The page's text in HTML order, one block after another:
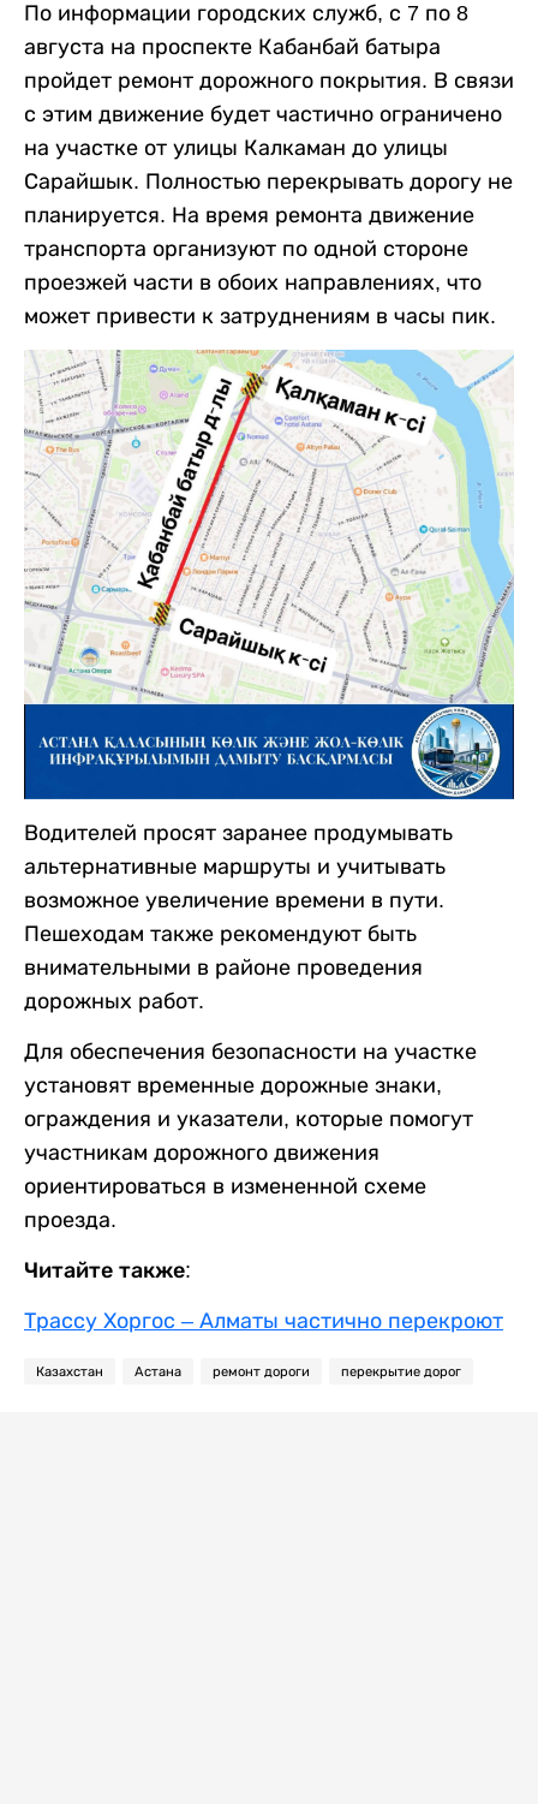
По информации городских служб, с 7 по 8
августа на проспекте Кабанбай батыра
пройдет ремонт дорожного покрытия. В связи
с этим движение будет частично ограничено
на участке от улицы Калкаман до улицы
Сарайшык. Полностью перекрывать дорогу не
планируется. На время ремонта движение
транспорта организуют по одной стороне
проезжей части в обоих направлениях, что
может привести к затруднениям в часы пик.
Водителей просят заранее продумывать
альтернативные маршруты и учитывать
возможное увеличение времени в пути.
Пешеходам также рекомендуют быть
внимательными в районе проведения
дорожных работ.
Для обеспечения безопасности на участке
установят временные дорожные знаки,
ограждения и указатели, которые помогут
участникам дорожного движения
ориентироваться в измененной схеме
проезда.
Читайте также:
Трассу Хоргос – Алматы частично перекроют
Казахстан Астана ремонт дороги перекрытие дорог